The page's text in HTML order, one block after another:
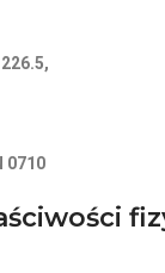
0710